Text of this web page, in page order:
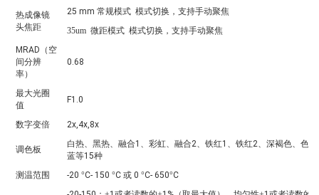
热成像镜
头焦距
25 mm 常规模式 模式切换，支持手动聚焦
35um 微距模式 模式切换，支持手动聚焦
MRAD （空
间分辨
率）
0.68
最大光圈
值
F1.0
数字变倍 2x,4x,8x
调色板
白热、黑热、融合1 、彩虹、融合2、铁红1 、铁红2、深褐色、色彩
蓝等15种
测温范围
-20 °C- 150 °C 或 0 °C- 650°C